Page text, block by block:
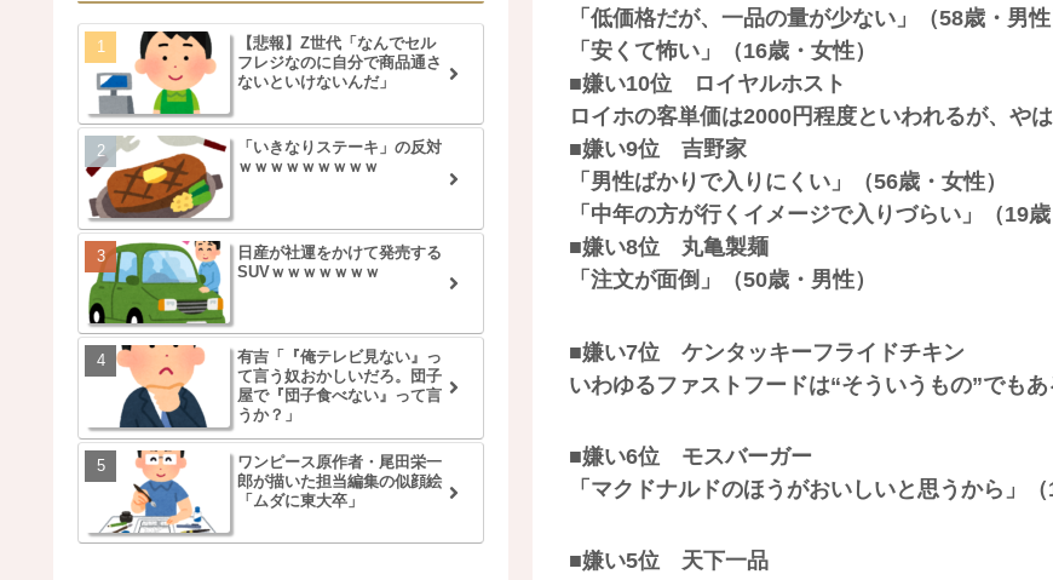
「低価格だが、一品の量が少ない」（58歳・男性
「安くて怖い」（16歳・女性）
■嫌い10位 ロイヤルホスト
ロイホの客単価は2000円程度といわれるが、や
■嫌い9位 吉野家
「男性ばかりで入りにくい」（56歳・女性）
「中年の方が行くイメージで入りづらい」（19歳
■嫌い8位 丸亀製麺
「注文が面倒」（50歳・男性）
■嫌い7位 ケンタッキーフライドチキン
いわゆるファストフードは“そういうもの”でも
■嫌い6位 モスバーガー
「マクドナルドのほうがおいしいと思うから」（
■嫌い5位 天下一品
【悲報】Z世代「なんでセル
フレジなのに自分で商品通さ
ないといけないんだ」
「いきなりステーキ」の反対
ｗｗｗｗｗｗｗｗｗ
日産が社運をかけて発売する
SUVｗｗｗｗｗｗｗ
有吉「『俺テレビ見ない』っ
て言う奴おかしいだろ。団子
屋で『団子食べない』って言
うか？」
ワンピース原作者・尾田栄一
郎が描いた担当編集の似顔絵
「ムダに東大卒」